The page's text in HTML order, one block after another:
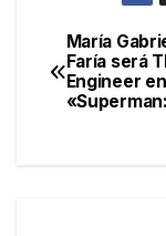
e
b
o
de
María
Faría será
Engineer en